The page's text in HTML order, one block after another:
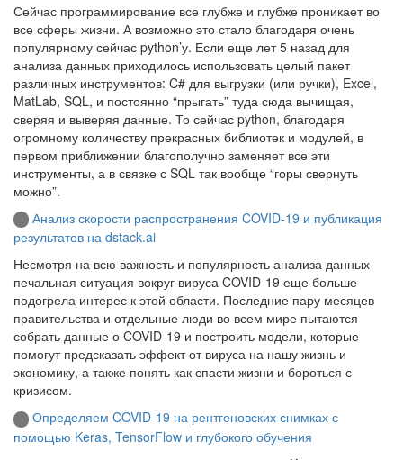
Сейчас программирование все глубже и глубже проникает во
все сферы жизни. А возможно это стало благодаря очень
популярному сейчас python’у. Если еще лет 5 назад для
анализа данных приходилось использовать целый пакет
различных инструментов: C# для выгрузки (или ручки), Excel,
MatLab, SQL, и постоянно “прыгать” туда сюда вычищая,
сверяя и выверяя данные. То сейчас python, благодаря
огромному количеству прекрасных библиотек и модулей, в
первом приближении благополучно заменяет все эти
инструменты, а в связке с SQL так вообще “горы свернуть
можно”.
Анализ скорости распространения COVID-19 и публикация
результатов на dstack.ai
Несмотря на всю важность и популярность анализа данных
печальная ситуация вокруг вируса COVID-19 еще больше
подогрела интерес к этой области. Последние пару месяцев
правительства и отдельные люди во всем мире пытаются
собрать данные о COVID-19 и построить модели, которые
помогут предсказать эффект от вируса на нашу жизнь и
экономику, а также понять как спасти жизни и бороться с
кризисом.
Определяем COVID-19 на рентгеновских снимках с
помощью Keras, TensorFlow и глубокого обучения